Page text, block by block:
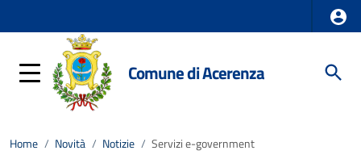
Comune di Acerenza
Home / Novità / Notizie / Servizi e-government